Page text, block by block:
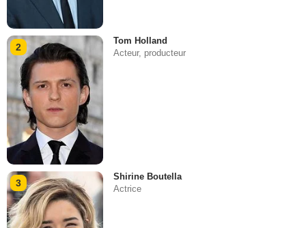
2
Tom Holland
Acteur, producteur
3
Shirine Boutella
Actrice